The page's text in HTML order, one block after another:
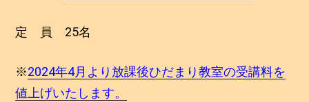
定 員 25名
※2024年4月より放課後ひだまり教室の受講料を
値上げいたします。